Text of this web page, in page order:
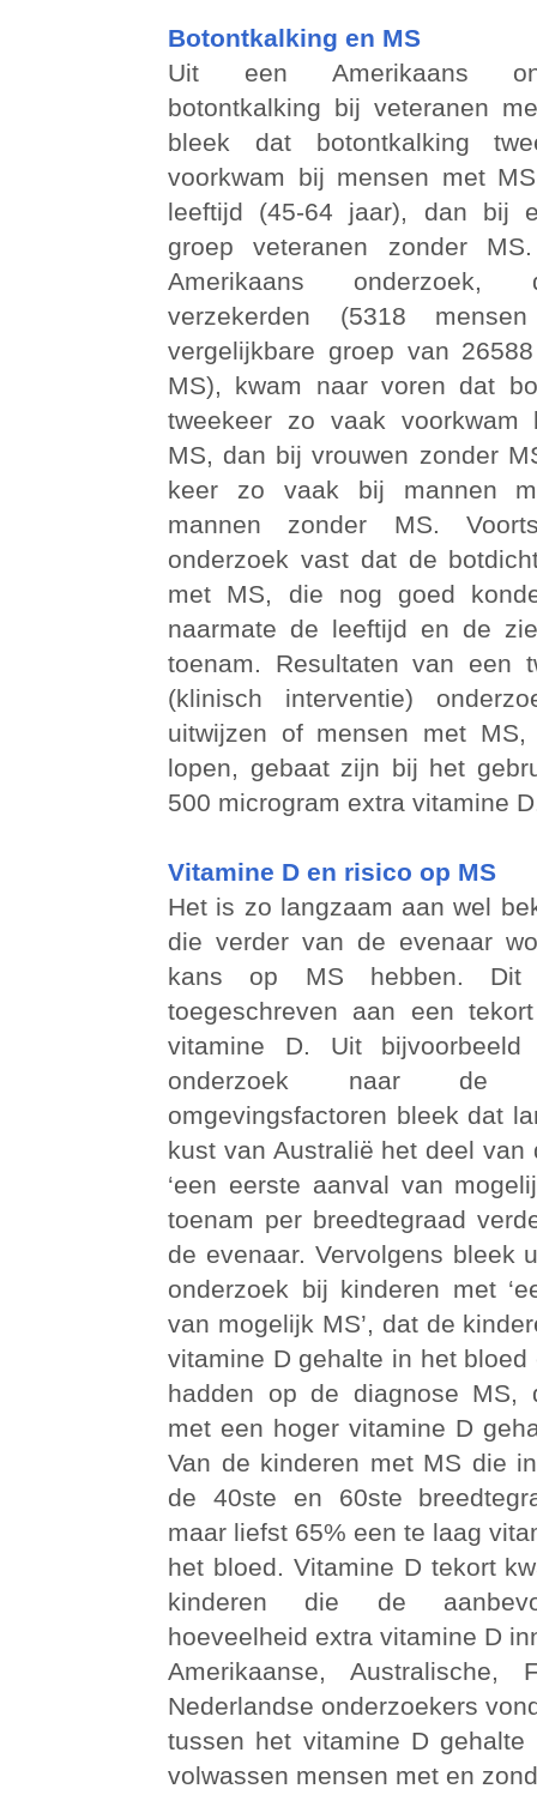
Botontkalking en MS
Uit een Amerikaans
botontkalking bij veteranen
bleek dat botontkalking
voorkwam bij mensen met
leeftijd (45-64 jaar), dan bij
groep veteranen zonder
Amerikaans onderzoek,
verzekerden (5318
vergelijkbare groep van
MS), kwam naar voren dat
tweekeer zo vaak voorkwam
MS, dan bij vrouwen zonder
keer zo vaak bij mannen
mannen zonder MS.
onderzoek vast dat de
met MS, die nog goed
naarmate de leeftijd en de
toenam. Resultaten van een
(klinisch interventie)
uitwijzen of mensen met
lopen, gebaat zijn bij het
500 microgram extra vitamine
Vitamine D en risico op MS
Het is zo langzaam aan wel
die verder van de evenaar
kans op MS hebben. Dit
toegeschreven aan een
vitamine D. Uit bijvoorbeeld
onderzoek naar de
omgevingsfactoren bleek dat
kust van Australië het deel van
‘een eerste aanval van
toenam per breedtegraad
de evenaar. Vervolgens bleek
onderzoek bij kinderen met
van mogelijk MS’, dat de
vitamine D gehalte in het bloed
hadden op de diagnose MS,
met een hoger vitamine D
Van de kinderen met MS die
de 40ste en 60ste
maar liefst 65% een te laag
het bloed. Vitamine D tekort
kinderen die de
hoeveelheid extra vitamine D
Amerikaanse, Australische,
Nederlandse onderzoekers
tussen het vitamine D
volwassen mensen met en